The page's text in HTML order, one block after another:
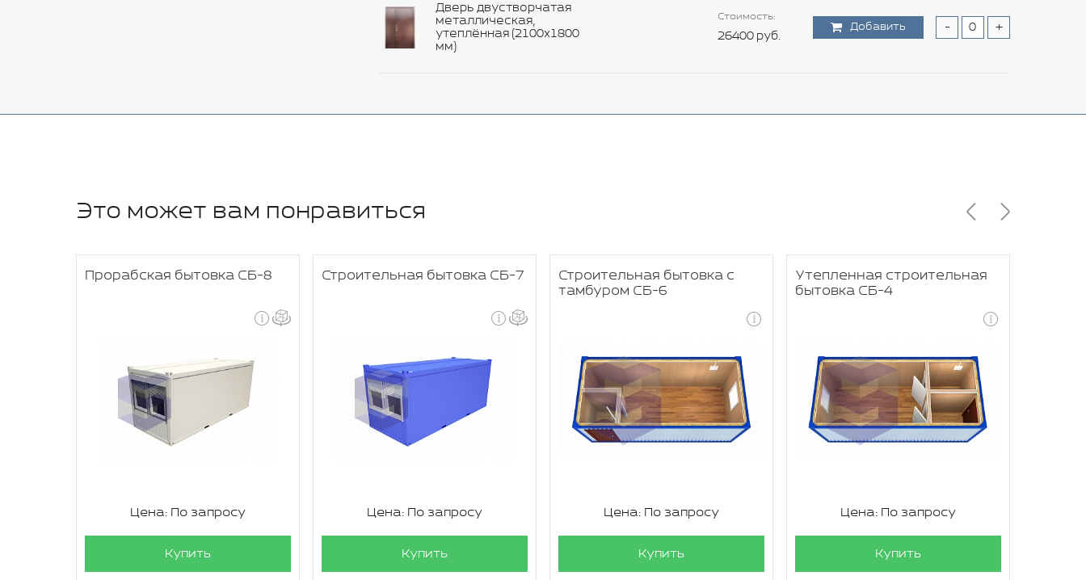
Дверь двустворчатая
металлическая,
утеплённая (2100х1800
мм)
Стоимость:
26400 руб.
Добавить - +
Это может вам понравиться
Прорабская бытовка СБ-8
Цена: По запросу
Купить
Строительная бытовка СБ-7
Цена: По запросу
Купить
Строительная бытовка с
тамбуром СБ-6
Цена: По запросу
Купить
Утепленная строительная
бытовка СБ-4
Цена: По запросу
Купить